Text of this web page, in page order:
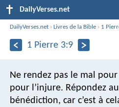
DailyVerses.net
DailyVerses.net ›Livres de la Bible › 1
1 Pierre 3:9
Ne rendez pas le mal
pour l’injure. Répondez
bénédiction, car c’est à